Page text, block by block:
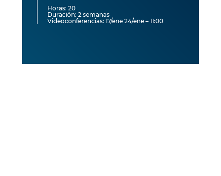
Horas: 20
Duración: 2 semanas
Videoconferencias: 17/ene 24/ene – 11:00